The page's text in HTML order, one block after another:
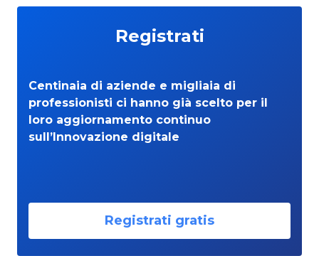
Registrati
Centinaia di aziende e migliaia di
professionisti ci hanno già scelto per il
loro aggiornamento continuo
sull’Innovazione digitale
Registrati gratis